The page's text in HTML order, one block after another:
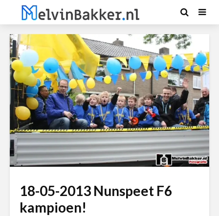
18-05-2013 Nunspeet F6
kampioen!